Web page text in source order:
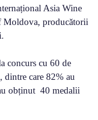
Asia Wine
producătorii
concurs cu 60 de
dintre care 82% au
obținut 40 medalii